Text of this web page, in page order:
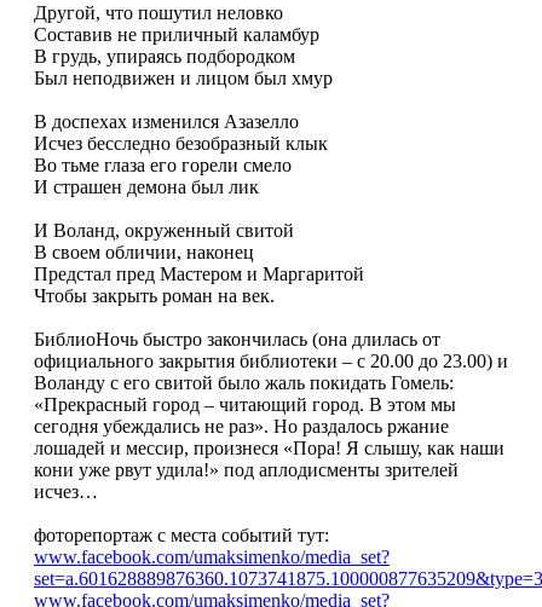
Другой, что пошутил неловко
Составив не приличный каламбур
В грудь, упираясь подбородком
Был неподвижен и лицом был хмур
В доспехах изменился Азазелло
Исчез бесследно безобразный клык
Во тьме глаза его горели смело
И страшен демона был лик
И Воланд, окруженный свитой
В своем обличии, наконец
Предстал пред Мастером и Маргаритой
Чтобы закрыть роман на век.
БиблиоНочь быстро закончилась (она длилась от
официального закрытия библиотеки – с 20.00 до 23.00) и
Воланду с его свитой было жаль покидать Гомель:
«Прекрасный город – читающий город. В этом мы
сегодня убеждались не раз». Но раздалось ржание
лошадей и мессир, произнеся «Пора! Я слышу, как наши
кони уже рвут удила!» под аплодисменты зрителей
исчез…
фоторепортаж с места событий тут:
www.facebook.com/umaksimenko/media_set?
set=a.601628889876360.1073741875.100000877635209&type=3
www.facebook.com/umaksimenko/media_set?